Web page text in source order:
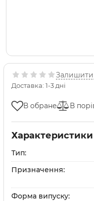
Залишити
Доставка: 1-3 дні
В обране В
Характеристики
Тип:
Призначення:
Форма випуску: